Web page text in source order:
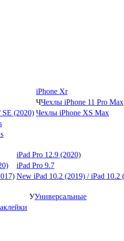
iPhone Xr
ЧЧехлы iPhone 11 Pro Max
SE (2020) Чехлы iPhone XS Max
iPad Pro 12.9 (2020)
iPad Pro 9.7
New iPad 10.2 (2019) / iPad 10.2
УУниверсальные